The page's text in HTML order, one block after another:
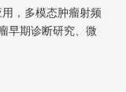
，多模态肿瘤射频
早期诊断研究、微